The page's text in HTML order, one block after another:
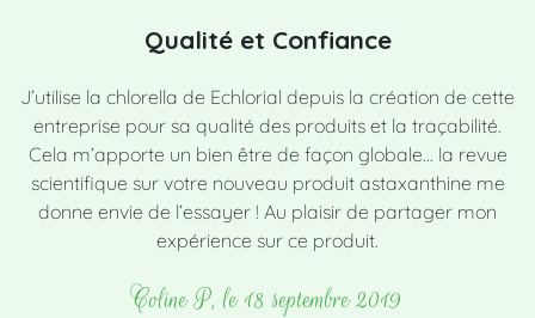
Qualité et Confiance
J’utilise la chlorella de Echlorial depuis la création de cette
entreprise pour sa qualité des produits et la traçabilité.
Cela m’apporte un bien être de façon globale... la revue
scientifique sur votre nouveau produit astaxanthine me
donne envie de l’essayer ! Au plaisir de partager mon
expérience sur ce produit.
Coline P, le 18 septembre 2019